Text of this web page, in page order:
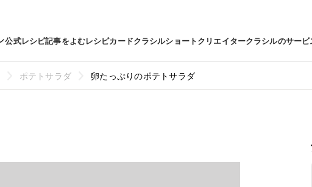
公式レシピ記事をよむレシピカードクラシルショートクリエイタークラシルのサービ
ポテトサラダ 卵たっぷりのポテトサラダ